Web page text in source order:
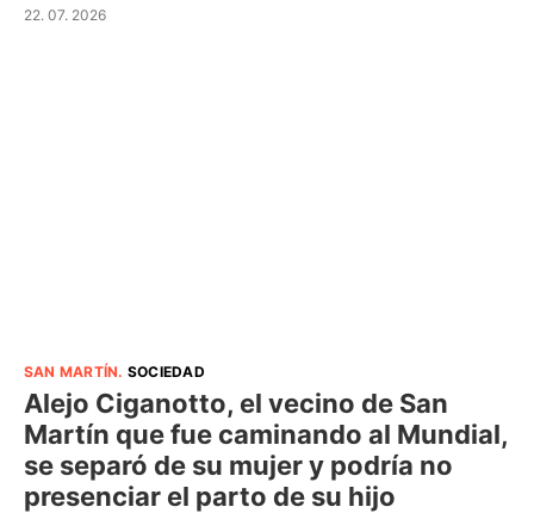
22. 07. 2026
SAN MARTÍN. SOCIEDAD
Alejo Ciganotto, el vecino de San
Martín que fue caminando al Mundial,
se separó de su mujer y podría no
presenciar el parto de su hijo